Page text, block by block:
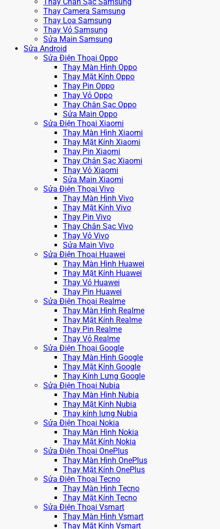
Thay Chân Sạc Samsung
Thay Camera Samsung
Thay Loa Samsung
Thay Vỏ Samsung
Sửa Main Samsung
Sửa Android
Sửa Điện Thoại Oppo
Thay Màn Hình Oppo
Thay Mặt Kính Oppo
Thay Pin Oppo
Thay Vỏ Oppo
Thay Chân Sạc Oppo
Sửa Main Oppo
Sửa Điện Thoại Xiaomi
Thay Màn Hình Xiaomi
Thay Mặt Kính Xiaomi
Thay Pin Xiaomi
Thay Chân Sạc Xiaomi
Thay Vỏ Xiaomi
Sửa Main Xiaomi
Sửa Điện Thoại Vivo
Thay Màn Hình Vivo
Thay Mặt Kính Vivo
Thay Pin Vivo
Thay Chân Sạc Vivo
Thay Vỏ Vivo
Sửa Main Vivo
Sửa Điện Thoại Huawei
Thay Màn Hình Huawei
Thay Mặt Kính Huawei
Thay Vỏ Huawei
Thay Pin Huawei
Sửa Điện Thoại Realme
Thay Màn Hình Realme
Thay Mặt Kính Realme
Thay Pin Realme
Thay Vỏ Realme
Sửa Điện Thoại Google
Thay Màn Hình Google
Thay Mặt Kính Google
Thay Kính Lưng Google
Sửa Điện Thoại Nubia
Thay Màn Hình Nubia
Thay Mặt Kính Nubia
Thay kính lưng Nubia
Sửa Điện Thoại Nokia
Thay Màn Hình Nokia
Thay Mặt Kính Nokia
Sửa Điện Thoại OnePlus
Thay Màn Hình OnePlus
Thay Mặt Kính OnePlus
Sửa Điện Thoại Tecno
Thay Màn Hình Tecno
Thay Mặt Kính Tecno
Sửa Điện Thoại Vsmart
Thay Màn Hình Vsmart
Thay Mặt Kính Vsmart